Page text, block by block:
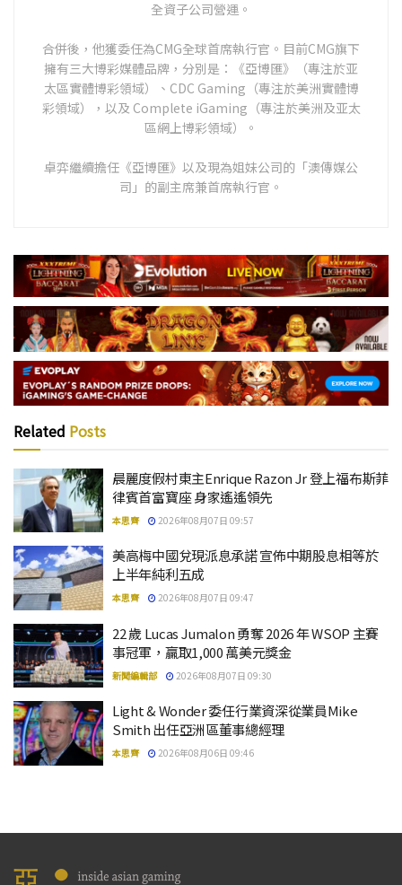
全資子公司營運。
合併後，他獲委任為CMG全球首席執行官。目前CMG旗下
擁有三大博彩媒體品牌，分別是：《亞博匯》（專注於亚
太區實體博彩領域）、CDC Gaming（專注於美洲實體博
彩領域），以及 Complete iGaming（專注於美洲及亚太
區網上博彩領域）。
卓弈繼續擔任《亞博匯》以及現為姐妹公司的「澳傳媒公
司」的副主席兼首席執行官。
Related Posts
晨麗度假村東主Enrique Razon Jr 登上福布斯菲
律賓首富寶座 身家遙遙領先
本思齊 2026年08月07日 09:57
美高梅中國兌現派息承諾 宣佈中期股息相等於
上半年純利五成
本思齊 2026年08月07日 09:47
22 歲 Lucas Jumalon 勇奪 2026 年 WSOP 主賽
事冠軍，贏取1,000 萬美元獎金
新聞編輯部 2026年08月07日 09:30
Light & Wonder 委任行業資深從業員Mike
Smith 出任亞洲區董事總經理
本思齊 2026年08月06日 09:46